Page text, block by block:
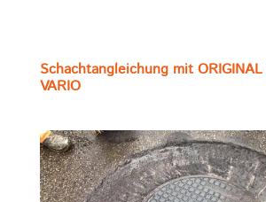
Schachtangleichung mit ORIGINAL
VARIO